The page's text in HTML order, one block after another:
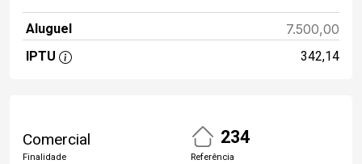
Aluguel 7.500,00
IPTU 342,14
Comercial
Finalidade
234
Referência